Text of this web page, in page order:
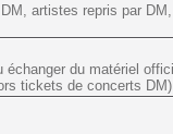
DM, artistes repris par
du matériel
tickets de concerts DM)